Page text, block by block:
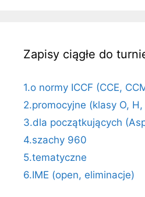
Zapisy ciągłe do
1.o normy ICCF (CCE,
2.promocyjne (klasy O, H,
3.dla początkujących
4.szachy 960
5.tematyczne
6.IME (open, eliminacje)